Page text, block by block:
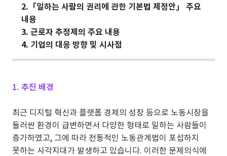
2. 「일하는 사람의 권리에 관한 기본법 제정안」 주요
내용
3.근로자 추정제의 주요 내용
4. 기업의 대응 방향 및 시사점
1. 추진 배경
최근 디지털 혁신과 플랫폼 경제의 성장 등으로 노동시장을
둘러싼 환경이 급변하면서 다양한 형태로 일하는 사람들이
증가하였고, 그에 따라 전통적인 노동관계법이 포섭하지
못하는 사각지대가 발생하고 있습니다. 이러한 문제의식에